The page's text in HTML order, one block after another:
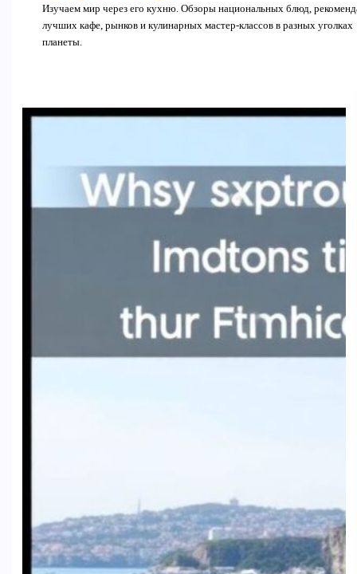
Изучаем мир через его кухню. Обзоры национальных блюд,
лучших кафе, рынков и кулинарных мастер-классов в разных уголках
планеты.